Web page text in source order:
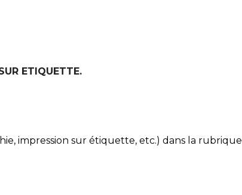
ETIQUETTE.
impression sur étiquette, etc.) dans la rubrique